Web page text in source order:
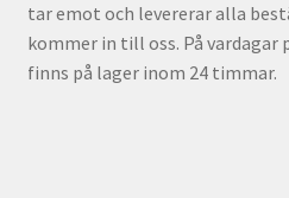
tar emot och levererar alla
kommer in till oss. På vardagar
finns på lager inom 24 timmar.